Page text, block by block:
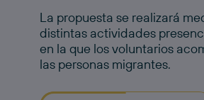
La propuesta se realizará
distintas actividades
en la que los voluntarios
las personas migrantes.